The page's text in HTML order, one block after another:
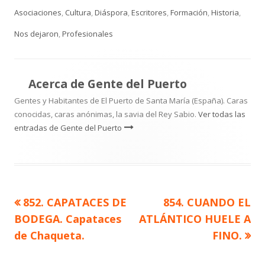
el
Asociaciones, Cultura,Diáspora,Escritores,Formación,Historia,
Nos dejaron,Profesionales
Acerca de Gente del Puerto
Gentes y Habitantes de El Puerto de Santa María (España). Caras
conocidas, caras anónimas, la savia del Rey Sabio. Ver todas las
entradas de Gente del Puerto
Navegación
de
Artículo
anterior
852. CAPATACES DE
BODEGA. Capataces
de Chaqueta.
Artículo
siguiente
854. CUANDO EL
ATLÁNTICO HUELE A
FINO.